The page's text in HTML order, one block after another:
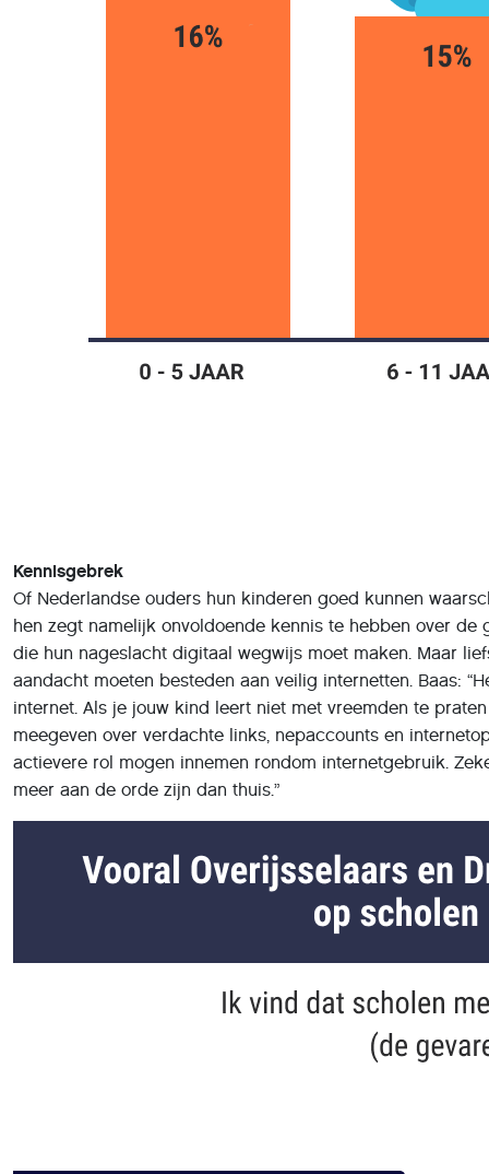
Kennisgebrek
Of Nederlandse ouders hun kinderen goed kunnen
hen zegt namelijk onvoldoende kennis te hebben over
die hun nageslacht digitaal wegwijs moet maken. Maar
aandacht moeten besteden aan veilig internetten. Baas:
internet. Als je jouw kind leert niet met vreemden te
meegeven over verdachte links, nepaccounts en
actievere rol mogen innemen rondom internetgebruik.
meer aan de orde zijn dan thuis.”